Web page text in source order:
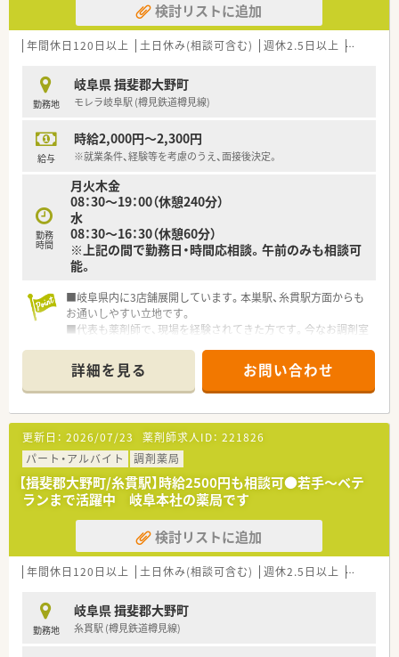
検討リストに追加
年間休日120日以上 土日休み(相談可含む) 週休2.5日以上 新卒可
勤務地
岐阜県 揖斐郡大野町
モレラ岐阜駅 (樽見鉄道樽見線)
給与
時給2,000円～2,300円
※就業条件、経験等を考慮のうえ、面接後決定。
勤務
時間
月火木金
08：30～19：00（休憩240分）
水
08：30～16：30（休憩60分）
※上記の間で勤務日・時間応相談。午前のみも相談可
能。
■岐阜県内に3店舗展開しています。本巣駅、糸貫駅方面からも
お通いしやすい立地です。
■代表も薬剤師で、現場を経験されてきた方です。今なお調剤室
■医院との関係性は良好！しっかりと連携が取れております。
■比較的店舗間の距離が近いのヘルプ体制も整っており、急なお
休みの際も安心です。
詳細を見る お問い合わせ
更新日： 2026/07/23 薬剤師求人ID： 221826
パート・アルバイト
調剤薬局
【揖斐郡大野町/糸貫駅】時給2500円も相談可●若手～ベテ
ランまで活躍中 岐阜本社の薬局です
検討リストに追加
年間休日120日以上 土日休み(相談可含む) 週休2.5日以上 週32h以
勤務地
岐阜県 揖斐郡大野町
糸貫駅 (樽見鉄道樽見線)